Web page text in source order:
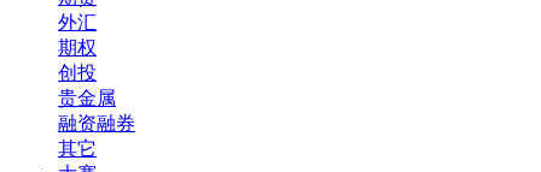
外汇
期权
创投
贵金属
融资融券
其它